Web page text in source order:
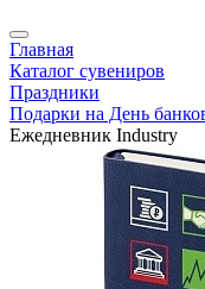
Главная
Каталог сувениров
Праздники
Подарки на День
Ежедневник Industry